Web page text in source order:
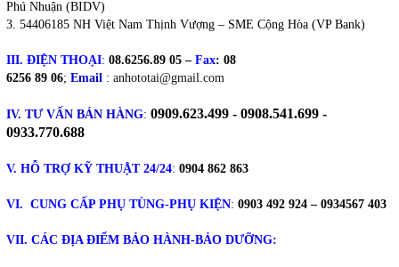
Phú Nhuận (BIDV)
54406185 NH Việt Nam Thịnh Vượng – SME Cộng Hòa (VP Bank)
III. ĐIỆN THOẠI: 08.6256.89 05 – Fax: 08
6256 89 06; Email : anhototai@gmail.com
IV. TƯ VẤN BÁN HÀNG: 0909.623.499 - 0908.541.699 -
0933.770.688
V. HỖ TRỢ KỸ THUẬT 24/24: 0904 862 863
VI. CUNG CẤP PHỤ TÙNG-PHỤ KIỆN: 0903 492 924 – 0934567 403
VII. CÁC ĐỊA ĐIỂM BẢO HÀNH-BẢO DƯỠNG: